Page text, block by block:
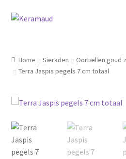
Ga
Ga
Over mij
Nieuws
Informatie
Contact
Home Sieraden Oorbellen goud
Terra Jaspis pegels 7 cm totaal